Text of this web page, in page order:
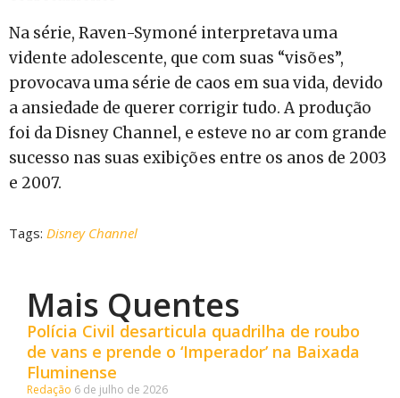
Na série, Raven-Symoné interpretava uma
vidente adolescente, que com suas “visões”,
provocava uma série de caos em sua vida, devido
a ansiedade de querer corrigir tudo. A produção
foi da Disney Channel, e esteve no ar com grande
sucesso nas suas exibições entre os anos de 2003
e 2007.
Tags: Disney Channel
Mais Quentes
Polícia Civil desarticula quadrilha de roubo
de vans e prende o ‘Imperador’ na Baixada
Fluminense
Redação 6 de julho de 2026